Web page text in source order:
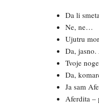
Da li
Ne, ne…
Ujutru
Da,
Tvoje
Da,
Ja sam
Aferdita –